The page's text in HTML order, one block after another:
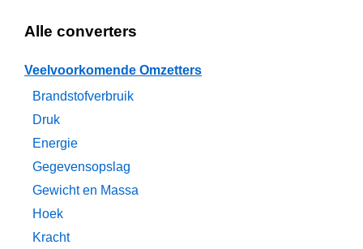
Alle converters
Veelvoorkomende Omzetters
Brandstofverbruik
Druk
Energie
Gegevensopslag
Gewicht en Massa
Hoek
Kracht